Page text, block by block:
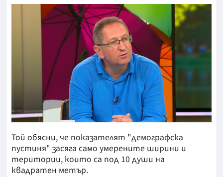
Той обясни, че показателят "демографска
пустиня" засяга само умерените ширини и
територии, които са под 10 души на
квадратен метър.